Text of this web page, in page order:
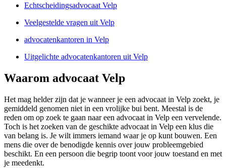
Echtscheidingsadvocaat Velp
Veelgestelde vragen uit Velp
advocatenkantoren in Velp
Uitgelichte advocatenkantoren uit Velp
Waarom advocaat Velp
Het mag helder zijn dat je wanneer je een advocaat in Velp zoekt, je
gemiddeld genomen niet in een vrolijke bui bent. Meestal is de
reden om op zoek te gaan naar een advocaat in Velp een vervelende.
Toch is het zoeken van de geschikte advocaat in Velp een klus die
van belang is. Je wilt immers iemand waar je op kunt bouwen. Een
mens die over de benodigde kennis over jouw probleemgebied
beschikt. En een persoon die begrip toont voor jouw toestand en met
je meedenkt.